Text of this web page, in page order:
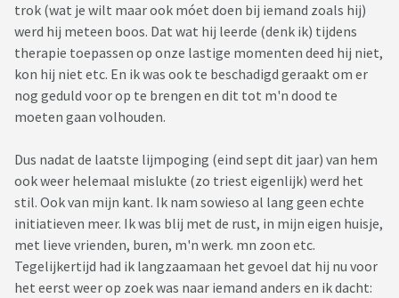
trok (wat je wilt maar ook móet doen bij iemand zoals hij)
werd hij meteen boos. Dat wat hij leerde (denk ik) tijdens
therapie toepassen op onze lastige momenten deed hij niet,
kon hij niet etc. En ik was ook te beschadigd geraakt om er
nog geduld voor op te brengen en dit tot m'n dood te
moeten gaan volhouden.
Dus nadat de laatste lijmpoging (eind sept dit jaar) van hem
ook weer helemaal mislukte (zo triest eigenlijk) werd het
stil. Ook van mijn kant. Ik nam sowieso al lang geen echte
initiatieven meer. Ik was blij met de rust, in mijn eigen huisje,
met lieve vrienden, buren, m'n werk. mn zoon etc.
Tegelijkertijd had ik langzaamaan het gevoel dat hij nu voor
het eerst weer op zoek was naar iemand anders en ik dacht: